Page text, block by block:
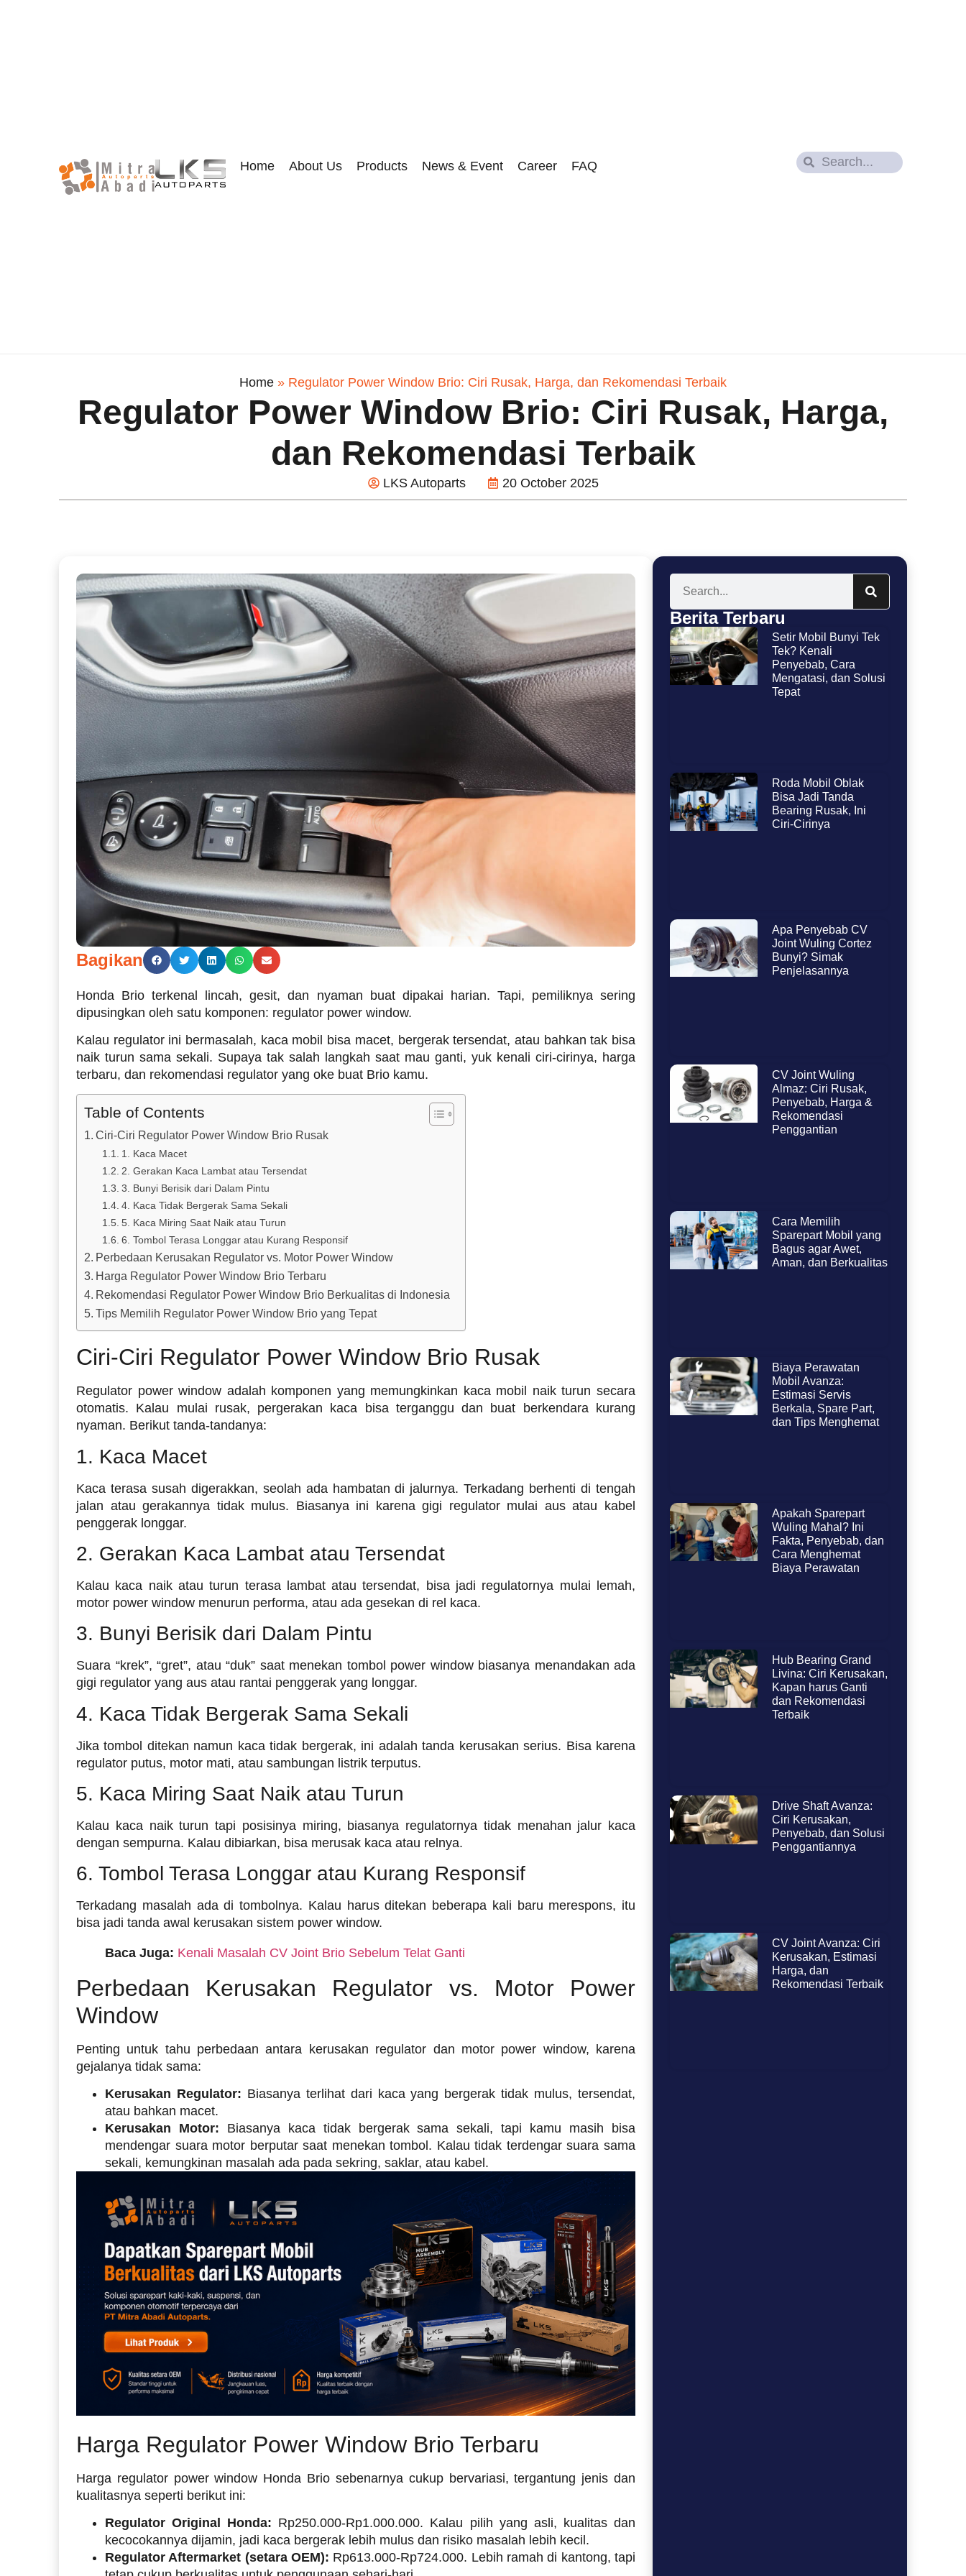
Home About Us Products News & Event Career FAQ
Home » Regulator Power Window Brio: Ciri Rusak, Harga, dan Rekomendasi Terbaik
Regulator Power Window Brio: Ciri Rusak, Harga,
dan Rekomendasi Terbaik
LKS Autoparts 20 October 2025
Bagikan
Honda Brio terkenal lincah, gesit, dan nyaman buat dipakai harian. Tapi, pemiliknya sering
dipusingkan oleh satu komponen: regulator power window.
Kalau regulator ini bermasalah, kaca mobil bisa macet, bergerak tersendat, atau bahkan tak bisa
naik turun sama sekali. Supaya tak salah langkah saat mau ganti, yuk kenali ciri-cirinya, harga
terbaru, dan rekomendasi regulator yang oke buat Brio kamu.
Table of Contents
Ciri-Ciri Regulator Power Window Brio Rusak
1. Kaca Macet
2. Gerakan Kaca Lambat atau Tersendat
3. Bunyi Berisik dari Dalam Pintu
4. Kaca Tidak Bergerak Sama Sekali
5. Kaca Miring Saat Naik atau Turun
6. Tombol Terasa Longgar atau Kurang Responsif
Perbedaan Kerusakan Regulator vs. Motor Power Window
Harga Regulator Power Window Brio Terbaru
Rekomendasi Regulator Power Window Brio Berkualitas di Indonesia
Tips Memilih Regulator Power Window Brio yang Tepat
Ciri-Ciri Regulator Power Window Brio Rusak
Regulator power window adalah komponen yang memungkinkan kaca mobil naik turun secara
otomatis. Kalau mulai rusak, pergerakan kaca bisa terganggu dan buat berkendara kurang
nyaman. Berikut tanda-tandanya:
1. Kaca Macet
Kaca terasa susah digerakkan, seolah ada hambatan di jalurnya. Terkadang berhenti di tengah
jalan atau gerakannya tidak mulus. Biasanya ini karena gigi regulator mulai aus atau kabel
penggerak longgar.
2. Gerakan Kaca Lambat atau Tersendat
Kalau kaca naik atau turun terasa lambat atau tersendat, bisa jadi regulatornya mulai lemah,
motor power window menurun performa, atau ada gesekan di rel kaca.
3. Bunyi Berisik dari Dalam Pintu
Suara “krek”, “gret”, atau “duk” saat menekan tombol power window biasanya menandakan ada
gigi regulator yang aus atau rantai penggerak yang longgar.
4. Kaca Tidak Bergerak Sama Sekali
Jika tombol ditekan namun kaca tidak bergerak, ini adalah tanda kerusakan serius. Bisa karena
regulator putus, motor mati, atau sambungan listrik terputus.
5. Kaca Miring Saat Naik atau Turun
Kalau kaca naik turun tapi posisinya miring, biasanya regulatornya tidak menahan jalur kaca
dengan sempurna. Kalau dibiarkan, bisa merusak kaca atau relnya.
6. Tombol Terasa Longgar atau Kurang Responsif
Terkadang masalah ada di tombolnya. Kalau harus ditekan beberapa kali baru merespons, itu
bisa jadi tanda awal kerusakan sistem power window.
Baca Juga: Kenali Masalah CV Joint Brio Sebelum Telat Ganti
Perbedaan Kerusakan Regulator vs. Motor Power
Window
Penting untuk tahu perbedaan antara kerusakan regulator dan motor power window, karena
gejalanya tidak sama:
Kerusakan Regulator: Biasanya terlihat dari kaca yang bergerak tidak mulus, tersendat,
atau bahkan macet.
Kerusakan Motor: Biasanya kaca tidak bergerak sama sekali, tapi kamu masih bisa
mendengar suara motor berputar saat menekan tombol. Kalau tidak terdengar suara sama
sekali, kemungkinan masalah ada pada sekring, saklar, atau kabel.
Harga Regulator Power Window Brio Terbaru
Harga regulator power window Honda Brio sebenarnya cukup bervariasi, tergantung jenis dan
kualitasnya seperti berikut ini:
Regulator Original Honda: Rp250.000-Rp1.000.000. Kalau pilih yang asli, kualitas dan
kecocokannya dijamin, jadi kaca bergerak lebih mulus dan risiko masalah lebih kecil.
Regulator Aftermarket (setara OEM): Rp613.000-Rp724.000. Lebih ramah di kantong, tapi
Berita Terbaru
Setir Mobil Bunyi Tek
Tek? Kenali
Penyebab, Cara
Mengatasi, dan Solusi
Tepat
Roda Mobil Oblak
Bisa Jadi Tanda
Bearing Rusak, Ini
Ciri-Cirinya
Apa Penyebab CV
Joint Wuling Cortez
Bunyi? Simak
Penjelasannya
CV Joint Wuling
Almaz: Ciri Rusak,
Penyebab, Harga &
Rekomendasi
Penggantian
Cara Memilih
Sparepart Mobil yang
Bagus agar Awet,
Aman, dan Berkualitas
Biaya Perawatan
Mobil Avanza:
Estimasi Servis
Berkala, Spare Part,
dan Tips Menghemat
Apakah Sparepart
Wuling Mahal? Ini
Fakta, Penyebab, dan
Cara Menghemat
Biaya Perawatan
Hub Bearing Grand
Livina: Ciri Kerusakan,
Kapan harus Ganti
dan Rekomendasi
Terbaik
Drive Shaft Avanza:
Ciri Kerusakan,
Penyebab, dan Solusi
Penggantiannya
CV Joint Avanza: Ciri
Kerusakan, Estimasi
Harga, dan
Rekomendasi Terbaik